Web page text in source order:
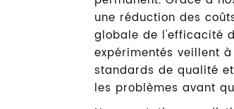
une réduction des
globale de l'efficacité
expérimentés veillent
standards de qualité
les problèmes avant